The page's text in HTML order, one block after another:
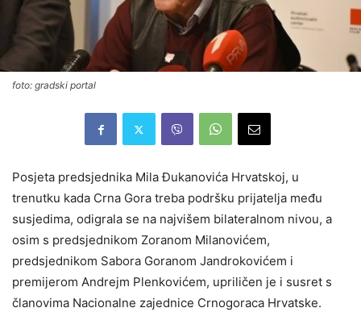
foto: gradski portal
Posjeta predsjednika Mila Đukanovića Hrvatskoj, u
trenutku kada Crna Gora treba podršku prijatelja među
susjedima, odigrala se na najvišem bilateralnom nivou, a
osim s predsjednikom Zoranom Milanovićem,
predsjednikom Sabora Goranom Jandrokovićem i
premijerom Andrejm Plenkovićem, upriličen je i susret s
članovima Nacionalne zajednice Crnogoraca Hrvatske.